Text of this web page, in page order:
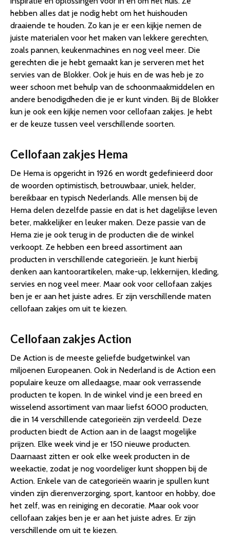
hebben alles dat je nodig hebt om het huishouden
draaiende te houden. Zo kan je er een kijkje nemen de
juiste materialen voor het maken van lekkere gerechten,
zoals pannen, keukenmachines en nog veel meer. Die
gerechten die je hebt gemaakt kan je serveren met het
servies van de Blokker. Ook je huis en de was heb je zo
weer schoon met behulp van de schoonmaakmiddelen en
andere benodigdheden die je er kunt vinden. Bij de Blokker
kun je ook een kijkje nemen voor cellofaan zakjes. Je hebt
er de keuze tussen veel verschillende soorten.
Cellofaan zakjes Hema
De Hema is opgericht in 1926 en wordt gedefinieerd door
de woorden optimistisch, betrouwbaar, uniek, helder,
bereikbaar en typisch Nederlands. Alle mensen bij de
Hema delen dezelfde passie en dat is het dagelijkse leven
beter, makkelijker en leuker maken. Deze passie van de
Hema zie je ook terug in de producten die de winkel
verkoopt. Ze hebben een breed assortiment aan
producten in verschillende categorieën. Je kunt hierbij
denken aan kantoorartikelen, make-up, lekkernijen, kleding,
servies en nog veel meer. Maar ook voor cellofaan zakjes
ben je er aan het juiste adres. Er zijn verschillende maten
cellofaan zakjes om uit te kiezen.
Cellofaan zakjes Action
De Action is de meeste geliefde budgetwinkel van
miljoenen Europeanen. Ook in Nederland is de Action een
populaire keuze om alledaagse, maar ook verrassende
producten te kopen. In de winkel vind je een breed en
wisselend assortiment van maar liefst 6000 producten,
die in 14 verschillende categorieën zijn verdeeld. Deze
producten biedt de Action aan in de laagst mogelijke
prijzen. Elke week vind je er 150 nieuwe producten.
Daarnaast zitten er ook elke week producten in de
weekactie, zodat je nog voordeliger kunt shoppen bij de
Action. Enkele van de categorieën waarin je spullen kunt
vinden zijn dierenverzorging, sport, kantoor en hobby, doe
het zelf, was en reiniging en decoratie. Maar ook voor
cellofaan zakjes ben je er aan het juiste adres. Er zijn
verschillende om uit te kiezen.